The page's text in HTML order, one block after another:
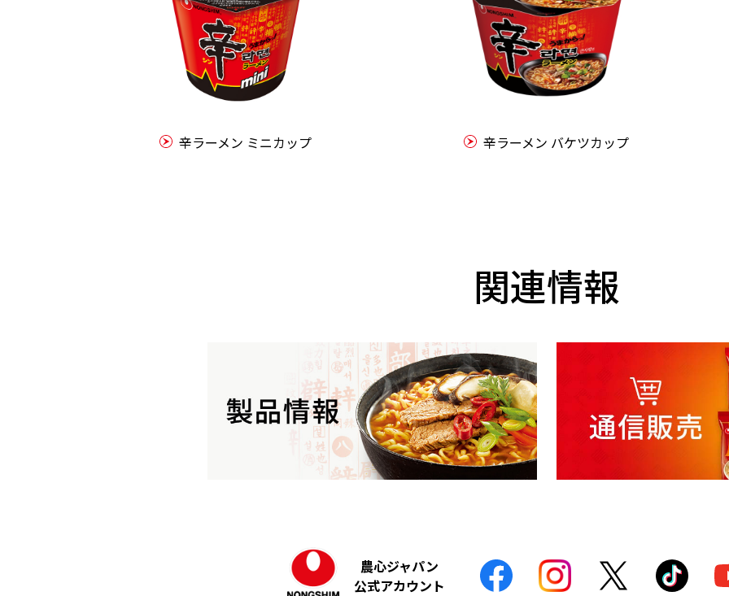
辛ラーメン ミニカップ 辛ラーメン バケツカップ
関連情報
農心ジャパン
公式アカウント